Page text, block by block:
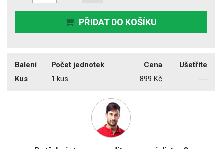
PŘIDAT DO KOŠÍKU
Balení Počet jednotek Cena
Ušetříte
Kus
1 kus 899 Kč ---